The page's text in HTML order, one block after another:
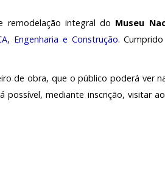
HISTÓRICO
remodelação integral do Museu
Engenharia e Construção.
de obra, que o público poderá ver
possível, mediante inscrição, visitar